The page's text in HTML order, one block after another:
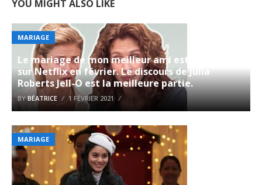
YOU MIGHT ALSO LIKE
MARIAGE
Le mariage de mon meilleur ami est nouveau
sur Netflix en février. Le discours de Julia
Roberts Jell-O est la meilleure partie.
BYBÉATRICE 1 FÉVRIER 2021
MARIAGE